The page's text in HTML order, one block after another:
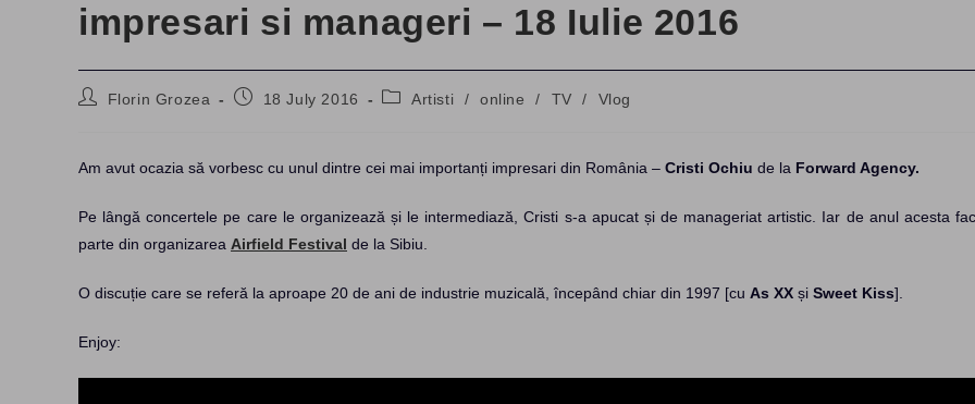
impresari si manageri – 18 Iulie 2016
PostFlorin Grozea
Post18 July 2016
PostArtisti / online / TV / Vlog
Am avut ocazia să vorbesc cu unul dintre cei mai importanți impresari din România – Cristi Ochiu de la Forward Agency.
Pe lângă concertele pe care le organizează și le intermediază, Cristi s-a apucat și de manageriat artistic. Iar de anul acesta
parte din organizarea Airfield Festival de la Sibiu.
O discuție care se referă la aproape 20 de ani de industrie muzicală, începând chiar din 1997 [cu As XX și Sweet Kiss].
Enjoy: